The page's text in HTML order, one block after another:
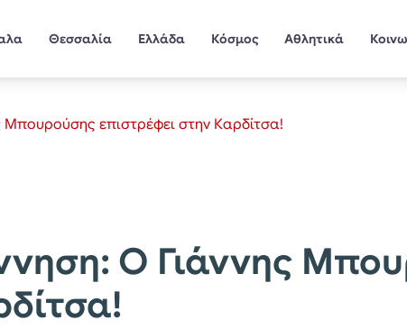
Θεσσαλία Ελλάδα Κόσμος Αθλητικά
επιστρέφει στην Καρδίτσα!
Ο Γιάννης